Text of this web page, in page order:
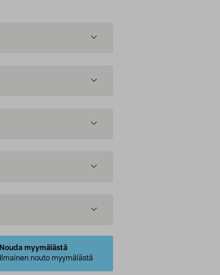
Nouda myymälästä
Ilmainen nouto myymälästä